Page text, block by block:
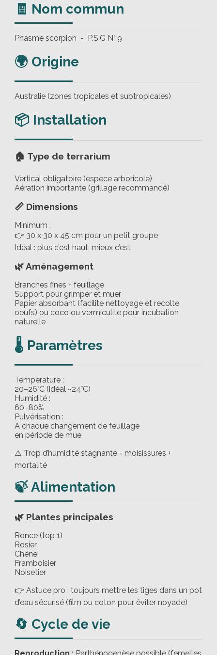
🧾 Nom commun
Phasme scorpion - P.S.G N° 9
🌍 Origine
Australie (zones tropicales et subtropicales)
📦 Installation
🏠 Type de terrarium
Vertical obligatoire (espèce arboricole)
Aération importante (grillage recommandé)
📏 Dimensions
Minimum :
👉 30 x 30 x 45 cm pour un petit groupe
Idéal : plus c’est haut, mieux c’est
🌿 Aménagement
Branches fines + feuillage
Support pour grimper et muer
Papier absorbant (facilite nettoyage et recolte
oeufs) ou coco ou vermiculite pour incubation
naturelle
🌡️ Paramètres
Température :
20–26°C (idéal ~24°C)
Humidité :
60–80%
Pulvérisation :
A chaque changement de feuillage
en période de mue
⚠️ Trop d’humidité stagnante = moisissures +
mortalité
🍃 Alimentation
🌿 Plantes principales
Ronce (top 1)
Rosier
Chêne
Framboisier
Noisetier
👉 Astuce pro : toujours mettre les tiges dans un pot
d’eau sécurisé (film ou coton pour éviter noyade)
🔄 Cycle de vie